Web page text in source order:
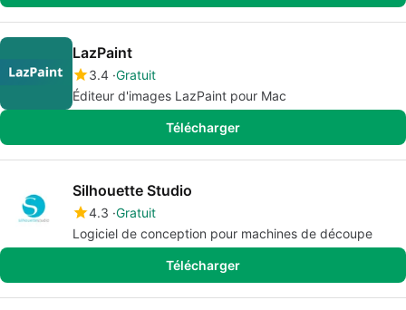
LazPaint
3.4 Gratuit
Éditeur d'images LazPaint pour Mac
Télécharger
Silhouette Studio
4.3 Gratuit
Logiciel de conception pour machines de découpe
Télécharger